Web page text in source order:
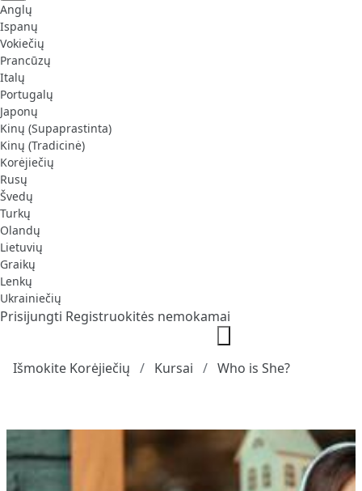
Anglų
Ispanų
Vokiečių
Prancūzų
Italų
Portugalų
Japonų
Kinų (Supaprastinta)
Kinų (Tradicinė)
Korėjiečių
Rusų
Švedų
Turkų
Olandų
Lietuvių
Graikų
Lenkų
Ukrainiečių
Prisijungti Registruokitės nemokamai
Išmokite Korėjiečių Kursai Who is She?